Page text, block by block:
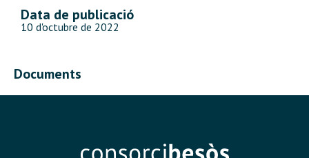
Data de publicació
10 d'octubre de 2022
Documents